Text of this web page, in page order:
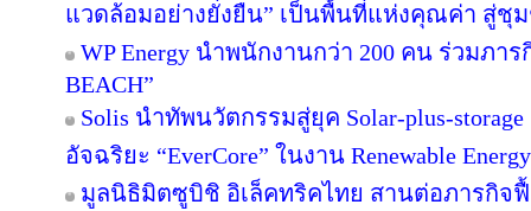
แวดล้อมอย่างยั่งยืน” เป็นพื้นที่แห่งคุณค่า สู่ชุ
WP Energy นำพนักงานกว่า 200 คน ร่วมภาร
BEACH”
Solis นำทัพนวัตกรรมสู่ยุค Solar-plus-
อัจฉริยะ “EverCore” ในงาน Renewable
มูลนิธิมิตซูบิชิ อิเล็คทริคไทย สานต่อภารกิ